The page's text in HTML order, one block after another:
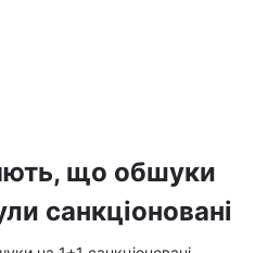
що обшуки
санкціоновані